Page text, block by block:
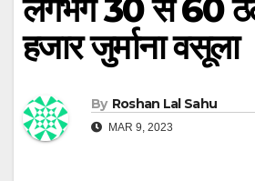
लगभग 30 से 60
हजार जुर्माना वसूला
By Roshan Lal Sahu
MAR 9, 2023